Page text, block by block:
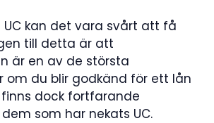
UC kan det vara svårt att få
till detta är att
är en av de största
om du blir godkänd för ett lån
finns dock fortfarande
som har nekats UC.